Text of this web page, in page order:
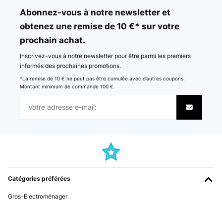
Abonnez-vous à notre newsletter et
obtenez une remise de 10 €* sur votre
prochain achat.
Inscrivez-vous à notre newsletter pour être parmi les premiers
informés des prochaines promotions.
*La remise de 10 € ne peut pas être cumulée avec d’autres coupons.
Montant minimum de commande 100 €.
Catégories préférées
Gros-Electroménager